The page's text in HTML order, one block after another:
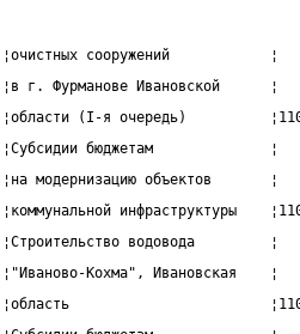
¦очистных сооружений
¦в г. Фурманове Ивановской
¦области (I-я очередь)
¦Субсидии бюджетам
¦на модернизацию объектов
¦коммунальной инфраструктуры
¦Строительство водовода
¦"Иваново-Кохма",
¦область